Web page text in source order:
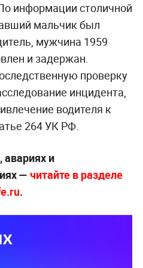
информации столичной
мальчик был
мужчина 1959
и задержан.
проверку
инцидента,
водителя к
264 УК РФ.
и
— читайте в разделе
.